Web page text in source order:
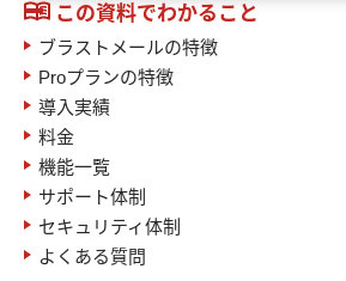
この資料でわかること
ブラストメールの特徴
Proプランの特徴
導入実績
料金
機能一覧
サポート体制
セキュリティ体制
よくある質問